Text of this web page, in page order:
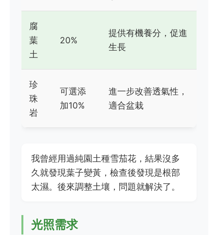
腐
葉
土
20%
提供有機養分，促進
生長
珍
珠
岩
可選添
加10%
進一步改善透氣性，
適合盆栽
我曾經用過純園土種雪茄花，結果沒多
久就發現葉子變黃，檢查後發現是根部
太濕。後來調整土壤，問題就解決了。
光照需求